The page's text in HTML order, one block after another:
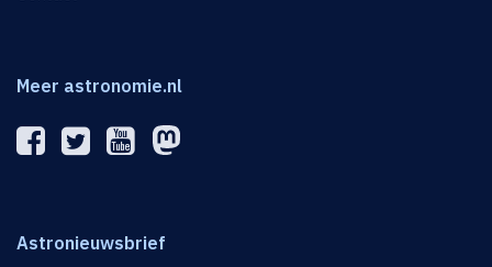
Meer astronomie.nl
Astronieuwsbrief